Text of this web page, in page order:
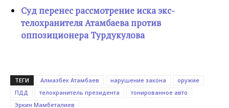
Суд перенес рассмотрение иска экс-
телохранителя Атамбаева против
оппозиционера Турдукулова
ТЕГИ Алмазбек Атамбаев нарушение закона
оружие
ПДД
телохранитель президента
тонированное авто
Эркин Мамбеталиев